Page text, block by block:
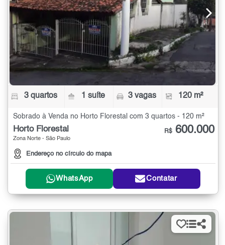
3 quartos 1 suíte 3 vagas 120 m²
Sobrado à Venda no Horto Florestal com 3 quartos - 120 m²
Horto Florestal
Zona Norte - São Paulo
Endereço no círculo do mapa
R$ 600.000
WhatsApp Contatar